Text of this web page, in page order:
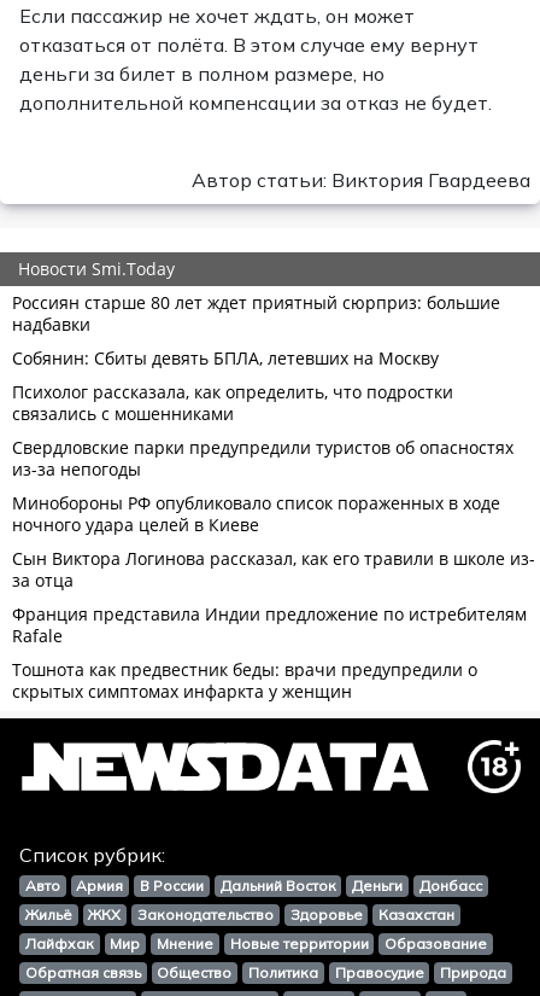
Если пассажир не хочет ждать, он может
отказаться от полёта. В этом случае ему вернут
деньги за билет в полном размере, но
дополнительной компенсации за отказ не будет.
Автор статьи: Виктория Гвардеева
Список рубрик:
Авто Армия В России Дальний Восток Деньги
Донбасс
Жильё
ЖКХ Законодательство Здоровье
Казахстан
Лайфхак
Мир Мнение Новые территории
Образование
Обратная связь
Общество Политика Правосудие
Природа